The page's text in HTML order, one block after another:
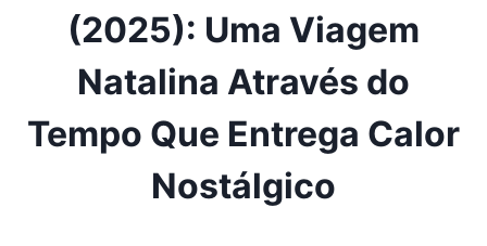
(2025): Uma Viagem
Natalina Através do
Tempo Que Entrega Calor
Nostálgico